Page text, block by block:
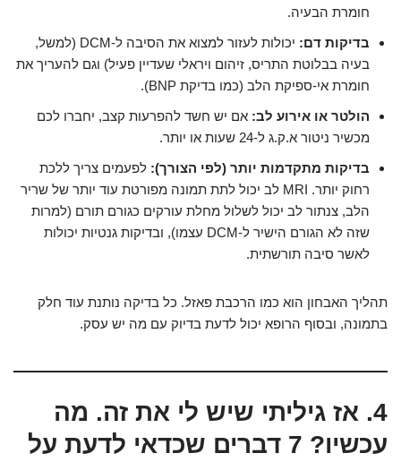
חומרת הבעיה.
בדיקות דם:
יכולות לעזור למצוא את הסיבה ל-DCM (למשל,
בעיה בבלוטת התריס, זיהום ויראלי שעדיין פעיל) וגם להעריך את
חומרת אי-ספיקת הלב (כמו בדיקת BNP).
הולטר או אירוע לב: אם יש חשד להפרעות קצב, יחברו לכם
מכשיר ניטור א.ק.ג ל-24 שעות או יותר.
בדיקות מתקדמות יותר (לפי הצורך): לפעמים צריך ללכת
רחוק יותר. MRI לב יכול לתת תמונה מפורטת עוד יותר של שריר
הלב, צנתור לב יכול לשלול מחלת עורקים כגורם תורם (למרות
שזה לא הגורם הישיר ל-DCM עצמו), ובדיקות גנטיות יכולות
לאשר סיבה תורשתית.
תהליך האבחון הוא כמו הרכבת פאזל. כל בדיקה נותנת עוד חלק
בתמונה, ובסוף הרופא יכול לדעת בדיוק עם מה יש עסק.
4. אז גיליתי שיש לי את זה. מה
עכשיו? 7 דברים שכדאי לדעת על